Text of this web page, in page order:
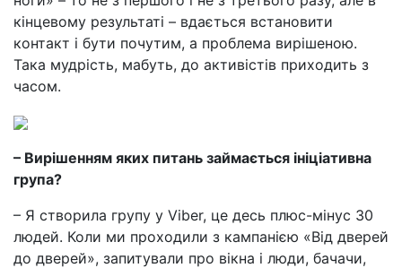
кінцевому результаті – вдається встановити
контакт і бути почутим, а проблема вирішеною.
Така мудрість, мабуть, до активістів приходить з
часом.
– Вирішенням яких питань займається ініціативна
група?
– Я створила групу у Viber, це десь плюс-мінус 30
людей. Коли ми проходили з кампанією «Від дверей
до дверей», запитували про вікна і люди, бачачи,